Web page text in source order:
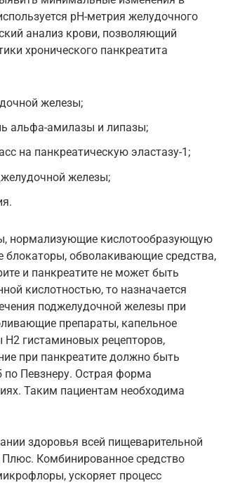
pH-метрия желудочного
анализ крови, позволяющий
хронического панкреатита
железы;
альфа-амилазы и липазы;
на панкреатическую эластазу-1;
железы;
нормализующие кислотообразующую
обволакивающие средства,
и панкреатите не может быть
кислотностью, то назначается
поджелудочной железы при
препараты, капельное
H2 гистаминовых рецепторов,
при панкреатите должно быть
Певзнеру. Острая форма
Таким пациентам необходима
здоровья всей пищеварительной
Комбинированное средство
ускоряет процесс